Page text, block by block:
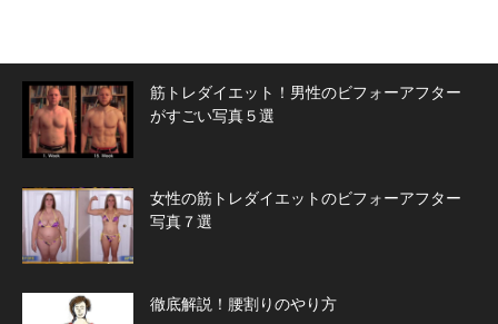
筋トレダイエット！男性のビフォーアフター
がすごい写真５選
女性の筋トレダイエットのビフォーアフター
写真７選
徹底解説！腰割りのやり方